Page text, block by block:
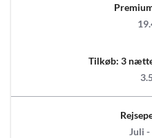
Tilkøb: 3
Juli -